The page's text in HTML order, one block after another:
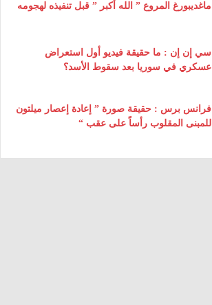
ماغديبورغ المروع ” الله أكبر ” قبل تنفيذه لهجومه
سي إن إن : ما حقيقة فيديو أول استعراض
عسكري في سوريا بعد سقوط الأسد؟
فرانس برس : حقيقة صورة ” إعادة إعصار ميلتون
للمبنى المقلوب رأساً على عقب “